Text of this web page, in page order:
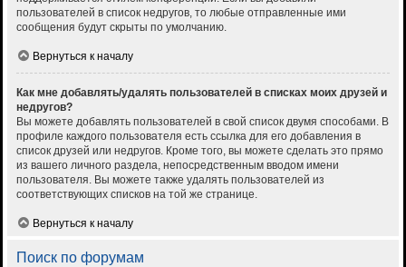
пользователей в список недругов, то любые отправленные ими
сообщения будут скрыты по умолчанию.
Вернуться к началу
Как мне добавлять/удалять пользователей в списках моих друзей и
недругов?
Вы можете добавлять пользователей в свой список двумя способами. В
профиле каждого пользователя есть ссылка для его добавления в
список друзей или недругов. Кроме того, вы можете сделать это прямо
из вашего личного раздела, непосредственным вводом имени
пользователя. Вы можете также удалять пользователей из
соответствующих списков на той же странице.
Вернуться к началу
Поиск по форумам